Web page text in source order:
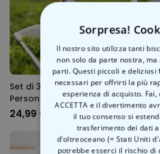
Set di 3 Palline da Golf
Personalizzate con Faccia
24,99 €
Set
Sorpresa!
Il nostro sito utilizza tanti
non solo da parte nostra,
parti. Questi piccoli e deliziosi
necessari per offrirti la più
esperienza di acquisto. Fai,
ACCETTA e il divertimento
il tuo consenso si
trasferimento dei dati
d'oltreoceano (= Stati Uniti
potrebbe esserci il rischio di